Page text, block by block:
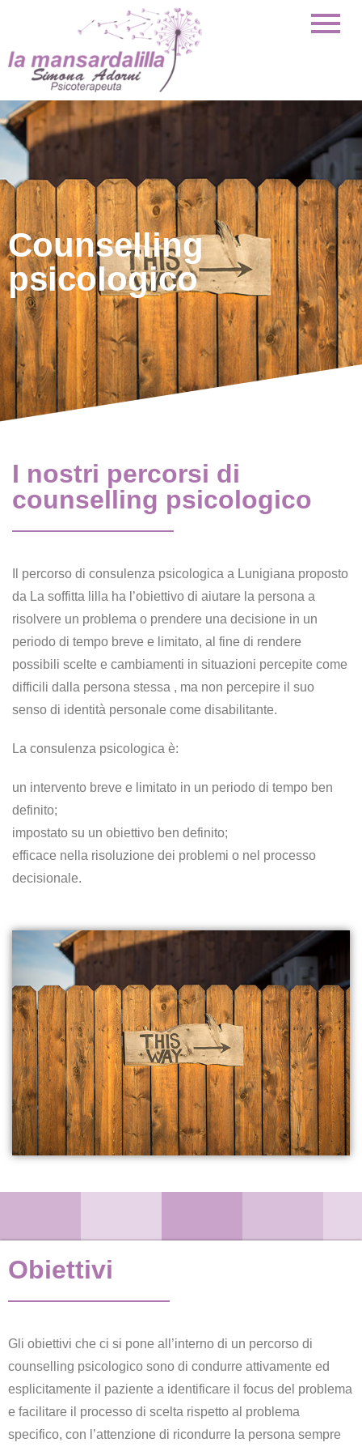
Counselling
psicologico
I nostri percorsi di
counselling psicologico
Il percorso di consulenza psicologica a Lunigiana proposto
da La soffitta lilla ha l’obiettivo di aiutare la persona a
risolvere un problema o prendere una decisione in un
periodo di tempo breve e limitato, al fine di rendere
possibili scelte e cambiamenti in situazioni percepite come
difficili dalla persona stessa , ma non percepire il suo
senso di identità personale come disabilitante.
La consulenza psicologica è:
un intervento breve e limitato in un periodo di tempo ben
definito;
impostato su un obiettivo ben definito;
efficace nella risoluzione dei problemi o nel processo
decisionale.
Obiettivi
Gli obiettivi che ci si pone all’interno di un percorso di
counselling psicologico sono di condurre attivamente ed
esplicitamente il paziente a identificare il focus del problema
e facilitare il processo di scelta rispetto al problema
specifico, con l’attenzione di ricondurre la persona sempre